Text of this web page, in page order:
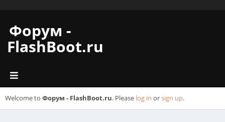
Форум -
FlashBoot.ru
Welcome to Форум - FlashBoot.ru. Please log in orsign up.